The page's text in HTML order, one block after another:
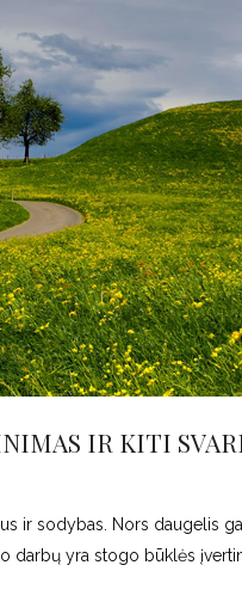
IR KITI
ir sodybas. Nors daugelis
darbų yra stogo būklės